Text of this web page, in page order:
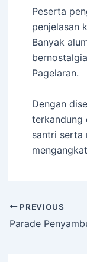
Peserta
penjelasan
Banyak
Pagelaran.
Dengan
terkandung
santri serta
PREVIOUS